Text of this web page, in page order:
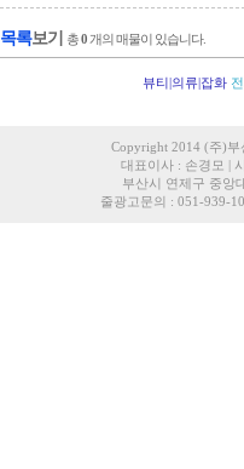
목록보기 총0 개의 매물이 있습니다.
뷰티|의류|잡화
Copyright 2014 (주)부
대표이사 : 손경모 |
부산시 연제구 중앙
줄광고문의 : 051-939-